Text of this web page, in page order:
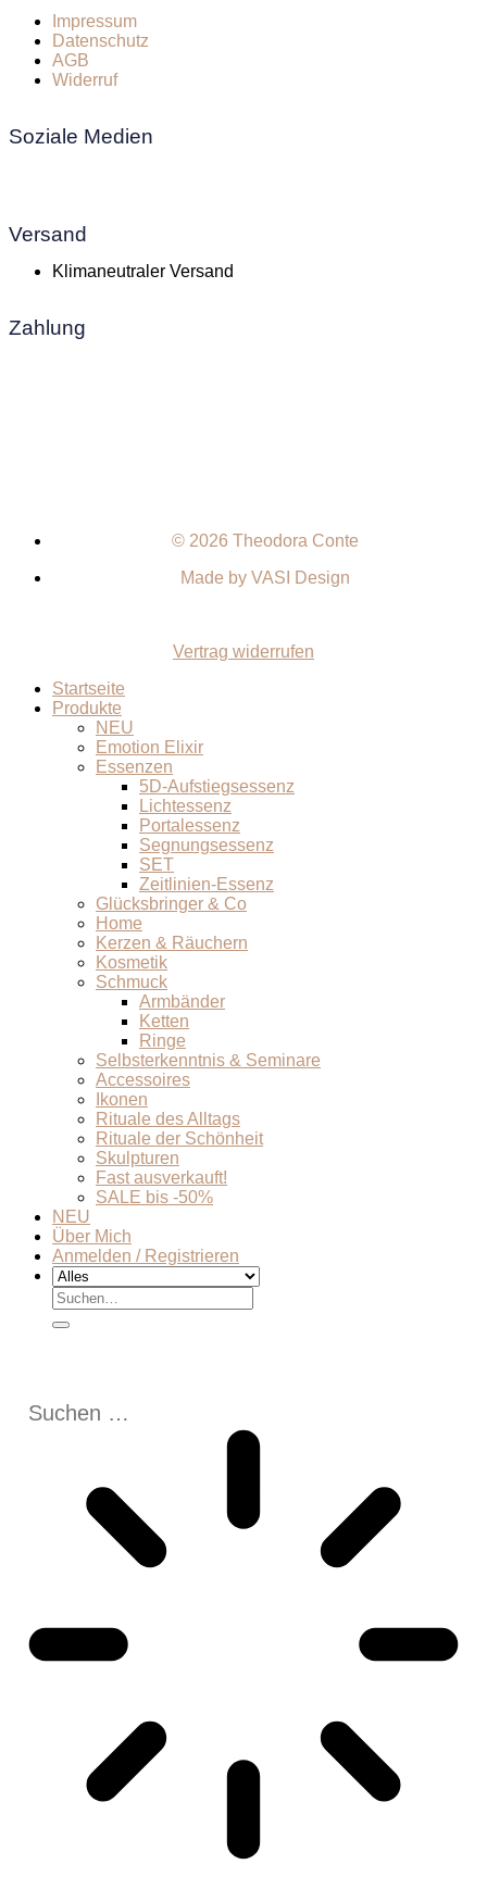
Impressum
Datenschutz
AGB
Widerruf
Soziale Medien
Versand
Klimaneutraler Versand
Zahlung
© 2026 Theodora Conte
Made by VASI Design
Vertrag widerrufen
Startseite
Produkte
NEU
Emotion Elixir
Essenzen
5D-Aufstiegsessenz
Lichtessenz
Portalessenz
Segnungsessenz
SET
Zeitlinien-Essenz
Glücksbringer & Co
Home
Kerzen & Räuchern
Kosmetik
Schmuck
Armbänder
Ketten
Ringe
Selbsterkenntnis & Seminare
Accessoires
Ikonen
Rituale des Alltags
Rituale der Schönheit
Skulpturen
Fast ausverkauft!
SALE bis -50%
NEU
Über Mich
Anmelden / Registrieren